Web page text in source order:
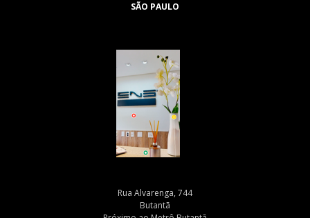
SÃO PAULO
Rua Alvarenga, 744
Butantã